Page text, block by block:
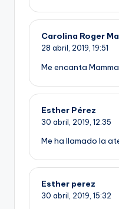
Carolina Roger
28 abril, 2019, 19:51
Me encanta
Esther Pérez
30 abril, 2019, 12:35
Me ha llamado la
Esther perez
30 abril, 2019, 15:32